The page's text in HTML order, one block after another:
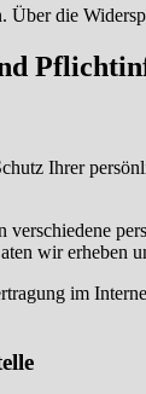
Über die
Ihrer
verschiedene
wir erheben
im